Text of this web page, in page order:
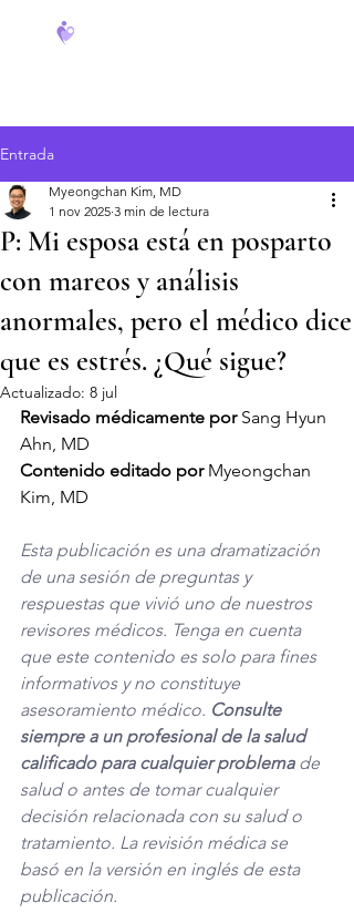
Entrada
P: Mi esposa está en posparto
con mareos y análisis
anormales, pero el médico dice
que es estrés. ¿Qué sigue?
Myeongchan Kim, MD
1 nov 2025 3 min de lectura
Actualizado: 8 jul
Revisado médicamente por Sang Hyun
Ahn, MD
Contenido editado por Myeongchan
Kim, MD
Esta publicación es una dramatización
de una sesión de preguntas y
respuestas que vivió uno de nuestros
revisores médicos. Tenga en cuenta
que este contenido es solo para fines
informativos y no constituye
asesoramiento médico. Consulte
siempre a un profesional de la salud
calificado para cualquier problema de
salud o antes de tomar cualquier
decisión relacionada con su salud o
tratamiento. La revisión médica se
basó en la versión en inglés de esta
publicación.